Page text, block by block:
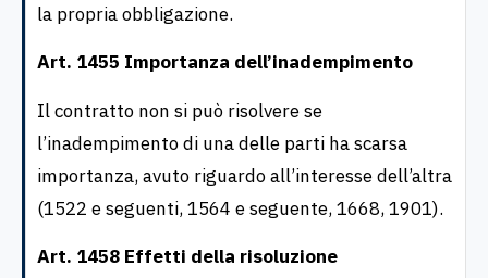
la propria obbligazione.
Art. 1455 Importanza dell’inadempimento
Il contratto non si può risolvere se
l’inadempimento di una delle parti ha scarsa
importanza, avuto riguardo all’interesse dell’altra
(1522 e seguenti, 1564 e seguente, 1668, 1901).
Art. 1458 Effetti della risoluzione